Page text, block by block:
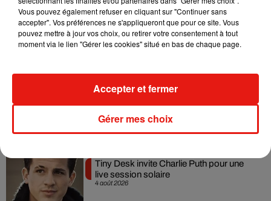
7 août 2026
Angèle et Amélie Lens dévoilent leur
collaboration tant attendue
Benny Blanco invite Selena Gomez et
Becky G sur son nouveau single
4 août 2026
Tiny Desk invite Charlie Puth pour une
live session solaire
Vous pouvez également refuser en cliquant sur "Continuer sans
accepter". Vos préférences ne s'appliqueront que pour ce site. Vous
pouvez mettre à jour vos choix, ou retirer votre consentement à tout
moment via le lien "Gérer les cookies" situé en bas de chaque page.
Gérer mes choix
Accepter et fermer